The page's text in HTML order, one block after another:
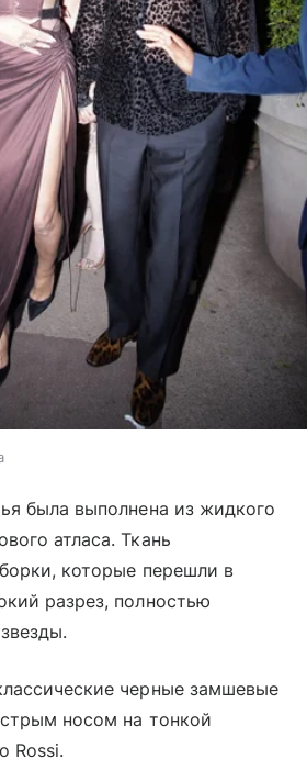
была выполнена из жидкого
атласа. Ткань
которые перешли в
разрез, полностью
черные замшевые
носом на тонкой
Rossi.